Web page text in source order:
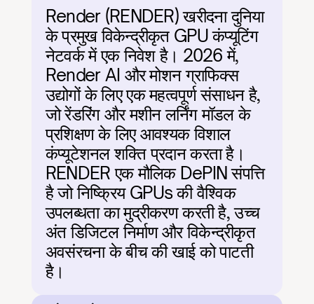
Render (RENDER) खरीदना दुनिया
के प्रमुख विकेन्द्रीकृत GPU कंप्यूटिंग
नेटवर्क में एक निवेश है। 2026 में,
Render AI और मोशन ग्राफिक्स
उद्योगों के लिए एक महत्वपूर्ण संसाधन है,
जो रेंडरिंग और मशीन लर्निंग मॉडल के
प्रशिक्षण के लिए आवश्यक विशाल
कंप्यूटेशनल शक्ति प्रदान करता है।
RENDER एक मौलिक DePIN संपत्ति
है जो निष्क्रिय GPUs की वैश्विक
उपलब्धता का मुद्रीकरण करती है, उच्च
अंत डिजिटल निर्माण और विकेन्द्रीकृत
अवसंरचना के बीच की खाई को पाटती
है।